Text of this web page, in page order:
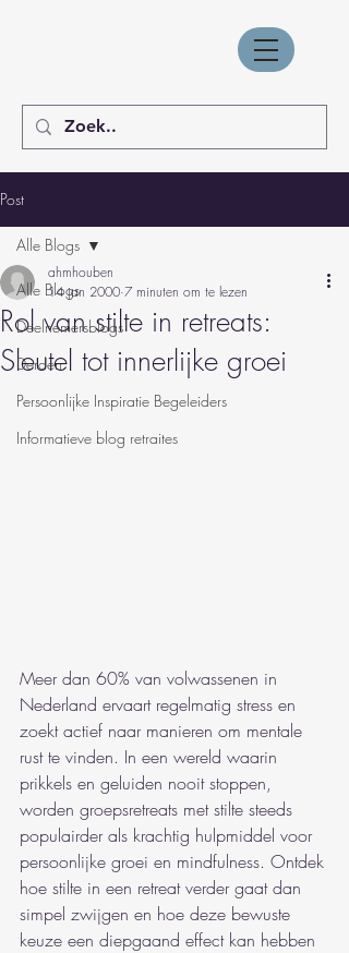
Post
Alle Blogs
Deelnemersblogs
Derden
Persoonlijke Inspiratie Begeleiders
Informatieve blog retraites
Alle Blogs
Rol van stilte in retreats:
Sleutel tot innerlijke groei
ahmhouben
14 jan 2000 7 minuten om te lezen
Meer dan 60% van volwassenen in
Nederland ervaart regelmatig stress en
zoekt actief naar manieren om mentale
rust te vinden. In een wereld waarin
prikkels en geluiden nooit stoppen,
worden groepsretreats met stilte steeds
populairder als krachtig hulpmiddel voor
persoonlijke groei en mindfulness. Ontdek
hoe stilte in een retreat verder gaat dan
simpel zwijgen en hoe deze bewuste
keuze een diepgaand effect kan hebben